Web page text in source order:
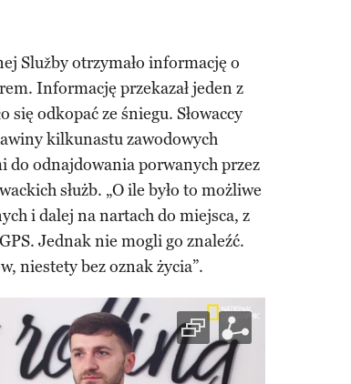
Služby otrzymało informację o
Informację przekazał jeden z
odkopać ze śniegu. Słowaccy
kilkunastu zawodowych
odnajdowania porwanych przez
służb. „O ile było to możliwe
i dalej na nartach do miejsca, z
Jednak nie mogli go znaleźć.
niestety bez oznak życia”.